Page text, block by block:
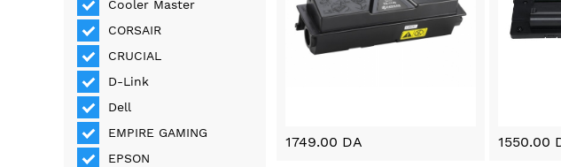
1749.00 DA 1550.00
Cooler Master
CORSAIR
CRUCIAL
D-Link
Dell
EMPIRE GAMING
EPSON